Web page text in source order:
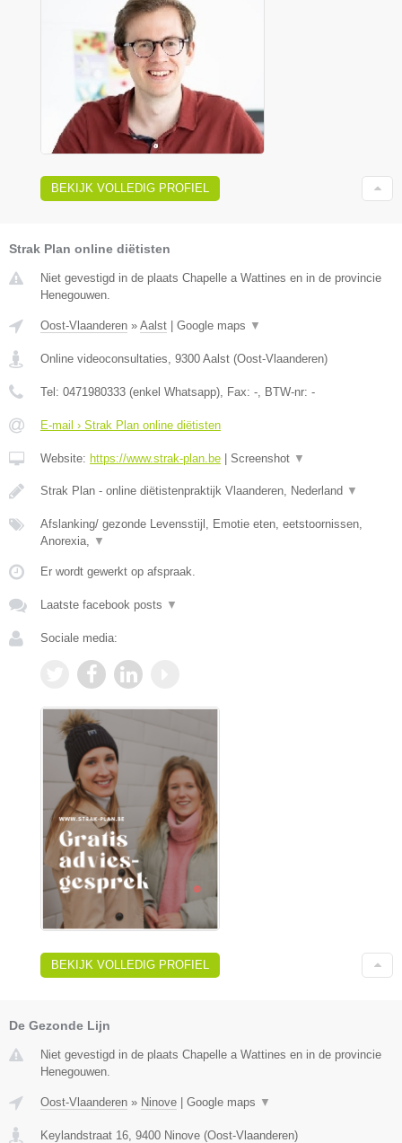
BEKIJK VOLLEDIG PROFIEL
Strak Plan online diëtisten
Niet gevestigd in de plaats Chapelle a Wattines en in de provincie
Henegouwen.
Oost-Vlaanderen » Aalst Google maps ▼
Online videoconsultaties, 9300 Aalst (Oost-Vlaanderen)
Tel: 0471980333 (enkel Whatsapp), Fax: -, BTW-nr: -
E-mail › Strak Plan online diëtisten
Website: https://www.strak-plan.be Screenshot ▼
Strak Plan - online diëtistenpraktijk Vlaanderen, Nederland ▼
Afslanking/ gezonde Levensstijl, Emotie eten, eetstoornissen,
Anorexia, ▼
Er wordt gewerkt op afspraak.
Laatste facebook posts ▼
Sociale media:
BEKIJK VOLLEDIG PROFIEL
De Gezonde Lijn
Niet gevestigd in de plaats Chapelle a Wattines en in de provincie
Henegouwen.
Oost-Vlaanderen » Ninove | Google maps ▼
Keylandstraat 16 9400 Ninove (Oost-Vlaanderen)